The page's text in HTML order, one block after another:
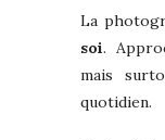
La
soi.
mais
quotidien.